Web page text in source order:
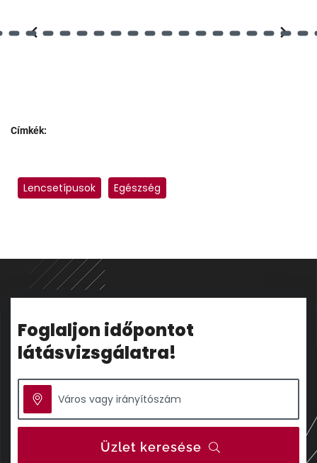
Címkék:
Lencsetípusok Egészség
Foglaljon időpontot
látásvizsgálatra!
Üzlet keresése